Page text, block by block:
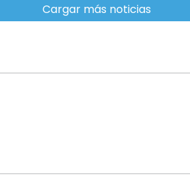
Cargar más noticias